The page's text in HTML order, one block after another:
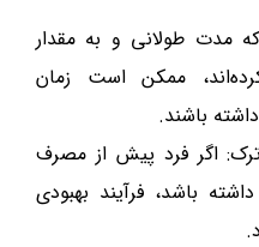
مدت طولانی و به مقدار
ممکن است زمان
باشند.
اگر فرد پیش از مصرف
باشد، فرآیند بهبودی